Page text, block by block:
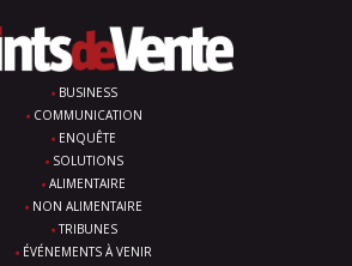
BUSINESS
COMMUNICATION
ENQUÊTE
SOLUTIONS
ALIMENTAIRE
NON ALIMENTAIRE
TRIBUNES
ÉVÉNEMENTS À VENIR